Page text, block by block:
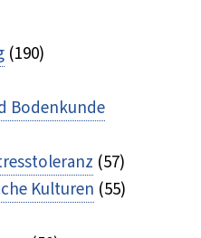
(190)
Bodenkunde
(57)
Kulturen (55)